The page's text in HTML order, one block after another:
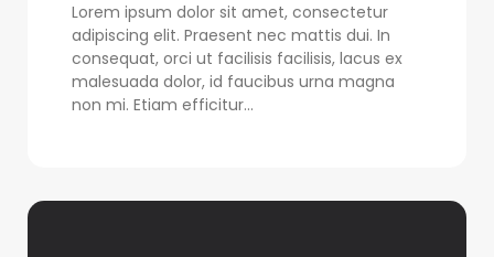
Lorem ipsum dolor sit amet, consectetur
adipiscing elit. Praesent nec mattis dui. In
consequat, orci ut facilisis facilisis, lacus ex
malesuada dolor, id faucibus urna magna
non mi. Etiam efficitur...